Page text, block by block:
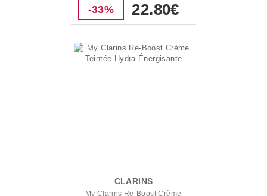
-33% 22.80€
CLARINS
My Clarins Re-Boost Crème